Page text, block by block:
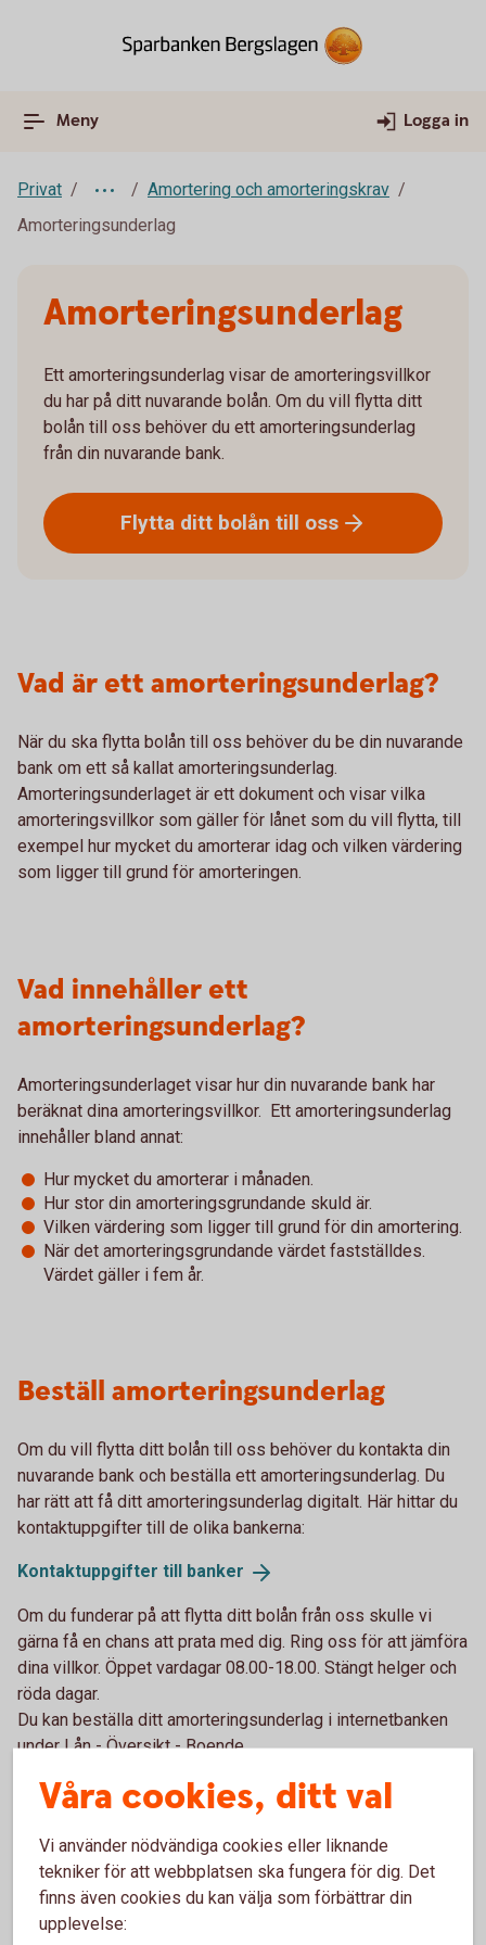
Meny Logga in
Privat
Amortering och amorteringskrav
Amorteringsunderlag
Amorteringsunderlag
Ett amorteringsunderlag visar de amorteringsvillkor
du har på ditt nuvarande bolån. Om du vill flytta ditt
bolån till oss behöver du ett amorteringsunderlag
från din nuvarande bank.
Flytta ditt bolån till oss
Vad är ett amorteringsunderlag?
När du ska flytta bolån till oss behöver du be din nuvarande
bank om ett så kallat amorteringsunderlag.
Amorteringsunderlaget är ett dokument och visar vilka
amorteringsvillkor som gäller för lånet som du vill flytta, till
exempel hur mycket du amorterar idag och vilken värdering
som ligger till grund för amorteringen.
Vad innehåller ett
amorteringsunderlag?
Amorteringsunderlaget visar hur din nuvarande bank har
beräknat dina amorteringsvillkor. Ett amorteringsunderlag
innehåller bland annat:
Hur mycket du amorterar i månaden.
Hur stor din amorteringsgrundande skuld är.
Vilken värdering som ligger till grund för din amortering.
När det amorteringsgrundande värdet fastställdes.
Värdet gäller i fem år.
Beställ amorteringsunderlag
Om du vill flytta ditt bolån till oss behöver du kontakta din
nuvarande bank och beställa ett amorteringsunderlag. Du
har rätt att få ditt amorteringsunderlag digitalt. Här hittar du
kontaktuppgifter till de olika bankerna:
Kontaktuppgifter till banker
Om du funderar på att flytta ditt bolån från oss skulle vi
gärna få en chans att prata med dig. Ring oss för att jämföra
dina villkor. Öppet vardagar 08.00-18.00. Stängt helger och
röda dagar.
Du kan beställa ditt amorteringsunderlag i internetbanken
under Lån - Översikt - Boende.
Flytta ditt bolån tilloss
Våra cookies, ditt val
Vi använder nödvändiga cookies eller liknande
tekniker för att webbplatsen ska fungera för dig. Det
finns även cookies du kan välja som förbättrar din
upplevelse: